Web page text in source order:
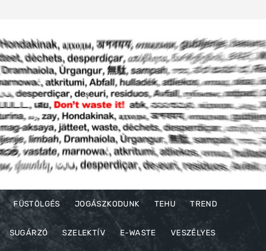
FÜSTÖLGÉS JOGÁSZKODUNK TEHU TREND
SUGÁRZÓ SZELEKTÍV E-WASTE VESZÉLYES